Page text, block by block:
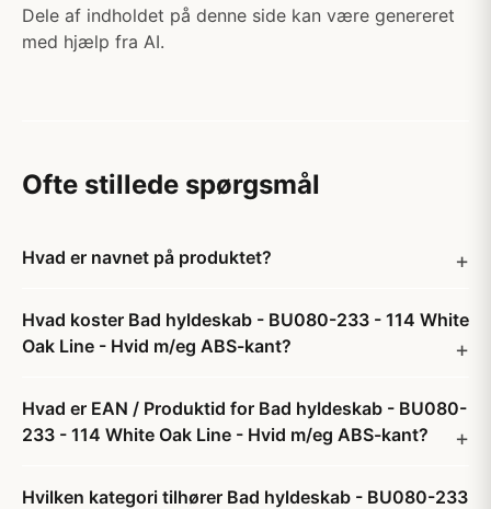
Dele af indholdet på denne side kan være genereret
med hjælp fra AI.
Ofte stillede spørgsmål
Hvad er navnet på produktet?
Hvad koster Bad hyldeskab - BU080-233 - 114 White
Oak Line - Hvid m/eg ABS-kant?
Hvad er EAN / Produktid for Bad hyldeskab - BU080-
233 - 114 White Oak Line - Hvid m/eg ABS-kant?
Hvilken kategori tilhører Bad hyldeskab - BU080-233